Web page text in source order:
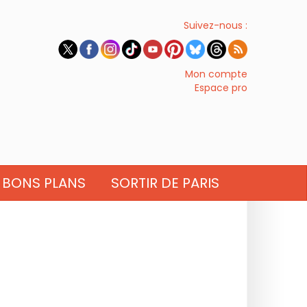
Suivez-nous :
Mon compte
Espace pro
BONS PLANS SORTIR DE PARIS